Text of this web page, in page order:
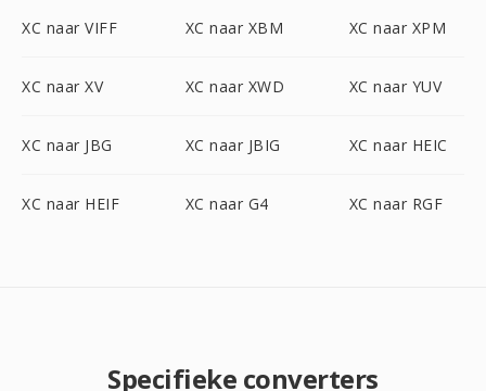
XC naar VIFF XC naar XBM XC naar XPM
XC naar XV XC naar XWD XC naar YUV
XC naar JBG XC naar JBIG XC naar HEIC
XC naar HEIF XC naar G4 XC naar RGF
Specifieke converters